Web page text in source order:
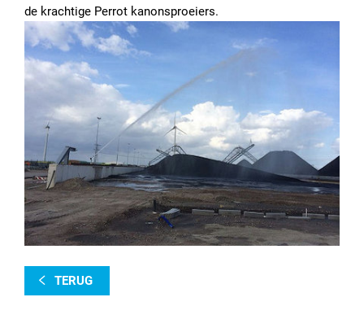
de krachtige Perrot kanonsproeiers.
TERUG